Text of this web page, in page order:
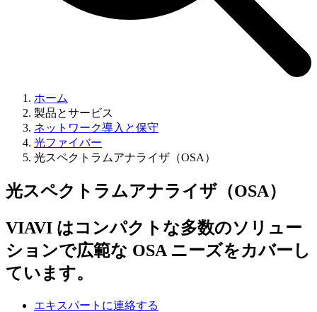
ホーム
製品とサービス
ネットワーク導入と保守
光ファイバー
光スペクトラムアナライザ（OSA）
光スペクトラムアナライザ（OSA）
VIAVI はコンパクトな多数のソリュー
ションで広範な OSA ニーズをカバーし
ています。
エキスパートに連絡する